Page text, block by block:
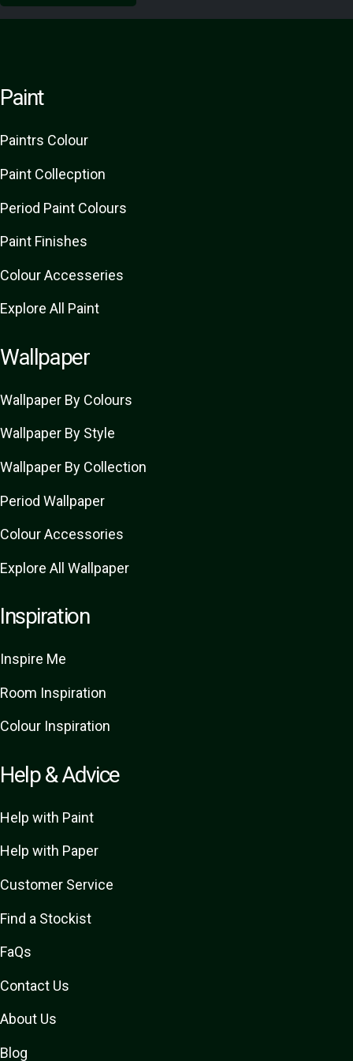
Paint
Paintrs Colour
Paint Collecption
Period Paint Colours
Paint Finishes
Colour Accesseries
Explore All Paint
Wallpaper
Wallpaper By Colours
Wallpaper By Style
Wallpaper By Collection
Period Wallpaper
Colour Accessories
Explore All Wallpaper
Inspiration
Inspire Me
Room Inspiration
Colour Inspiration
Help & Advice
Help with Paint
Help with Paper
Customer Service
Find a Stockist
FaQs
Contact Us
About Us
Blog